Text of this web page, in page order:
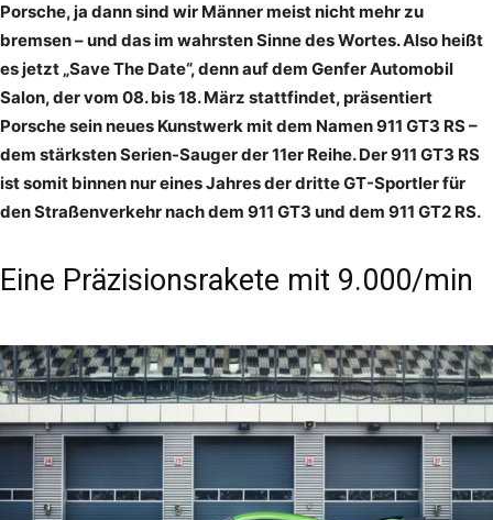
Porsche, ja dann sind wir Männer meist nicht mehr zu
bremsen – und das im wahrsten Sinne des Wortes. Also heißt
es jetzt „Save The Date“, denn auf dem Genfer Automobil
Salon, der vom 08. bis 18. März stattfindet, präsentiert
Porsche sein neues Kunstwerk mit dem Namen 911 GT3 RS –
dem stärksten Serien-Sauger der 11er Reihe. Der 911 GT3 RS
ist somit binnen nur eines Jahres der dritte GT-Sportler für
den Straßenverkehr nach dem 911 GT3 und dem 911 GT2 RS.
Eine Präzisionsrakete mit 9.000/min